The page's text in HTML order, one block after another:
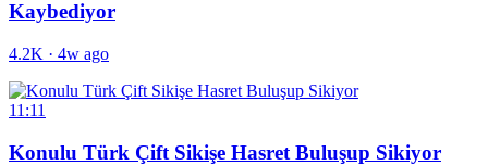
Kaybediyor
4.2K · 4w ago
11:11
Konulu Türk Çift Sikişe Hasret Buluşup Sikiyor